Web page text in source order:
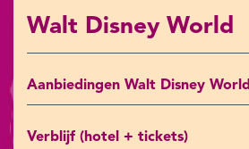
Walt Disney World
Aanbiedingen Walt Disney World
Verblijf (hotel + tickets)